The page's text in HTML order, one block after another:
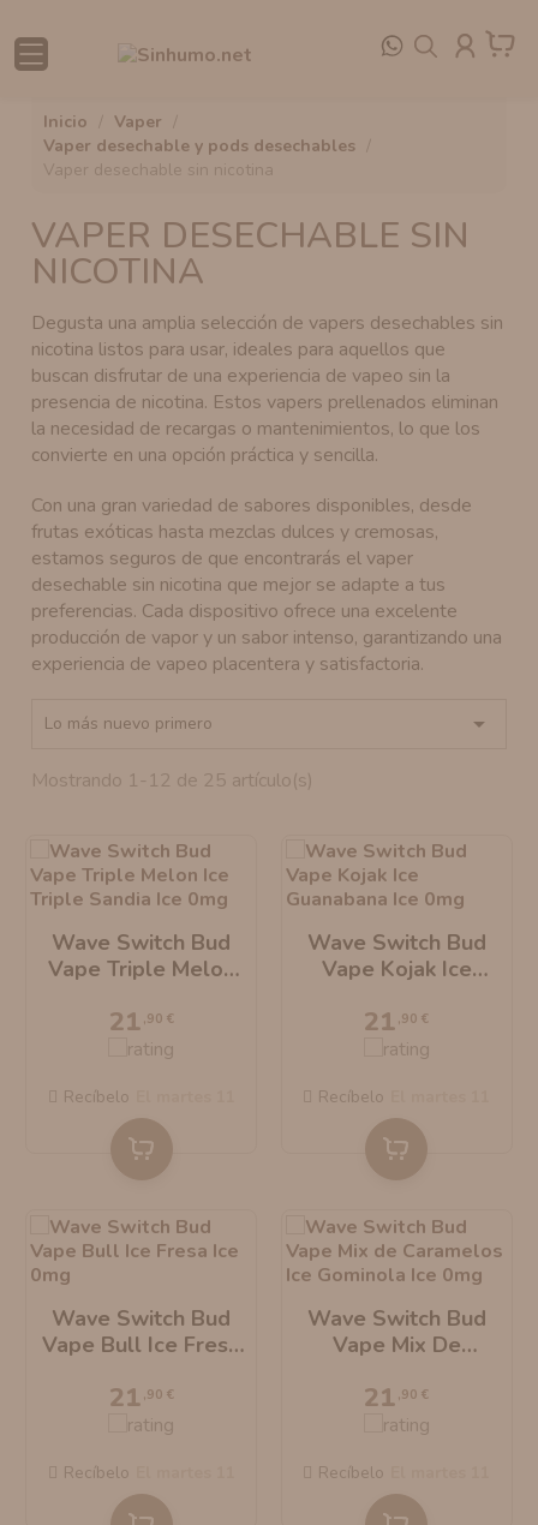
inicio
vaper
vaper desechable y pods desechables
vaper desechable sin nicotina
VAPER DESECHABLE SIN
NICOTINA
Degusta una amplia selección de vapers desechables sin
nicotina listos para usar, ideales para aquellos que
buscan disfrutar de una experiencia de vapeo sin la
presencia de nicotina. Estos vapers prellenados eliminan
la necesidad de recargas o mantenimientos, lo que los
convierte en una opción práctica y sencilla.
Con una gran variedad de sabores disponibles, desde
frutas exóticas hasta mezclas dulces y cremosas,
estamos seguros de que encontrarás el vaper
desechable sin nicotina que mejor se adapte a tus
preferencias. Cada dispositivo ofrece una excelente
producción de vapor y un sabor intenso, garantizando una
experiencia de vapeo placentera y satisfactoria.
Lo más nuevo primero 
Mostrando 1-12 de 25 artículo(s)
Wave Switch Bud
Vape Triple Melon
0mg
21 ,90 €
Recíbelo
Wave Switch Bud
Vape Kojak Ice
21 ,90 €
Recíbelo
Wave Switch Bud
Vape Bull Ice Fresa
21 ,90 €
Recíbelo
Wave Switch Bud
Vape Mix De
Gominola Ice 0mg
21 ,90 €
Recíbelo
VAPERS DESECHABLES RECOMENDADOS
VAPERS PRECARGADOS RECOMENDADOS
AROMAS RECOMENDADOS
POUCHES RECOMENDADAS
NICOKITS RECOMENDADOS
BASES RECOMENDADAS
AROMANIC
RESISTENCIAS ARTESANALES RECOMENDADAS
OFERTAS EN RESISTENCIAS Y CARTUCHOS
OFERTAS EN AROMAS
OFERTAS EN VAPERS DESECHABLES
OFERTAS EN LÍQUIDOS
OFERTAS EN BASES Y NICOKITS
OFERTAS EN ACCESORIOS Y OTROS
VAPER DESECHABLE Y PODS DESECHABLES
SINHUMO SALTS
MONDO BAR SALTS
OLÉ SALTS
CANDY CLOUDS SALTS
AROMAS LONGFILL
BASES VAPEO
MOLÉCULAS ALQUIMIA
AROMANIC
NICOKITS BOMBO
NICOKITS SALES DE NICOTINA
NICOTINA EN POLVO
RESISTENCIAS VAPER VOOPOO
CARTUCHOS PRECARGADOS
ATOMIZADOR RDA
CLAROMIZADOR
ATOMIZADOR VAPORESSO
ATOMIZADOR VOOPOO
CLAROMIZADOR VAPORESSO
CLAROMIZADOR ZEUS
ATOMIZADOR DEAD RABBIT RDA
ATOMIZADOR DEAD RABBIT RTA
MODS ELECTRÓNICOS
MODS AIO
BOLSAS DE NICOTINA
LÍQUIDO VAPER SIN NICOTINA
BATERÍA PARA MOD
FUNDAS
BOTES VACÍOS